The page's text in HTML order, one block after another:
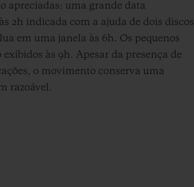
apreciadas: uma grande data
2h indicada com a ajuda de dois discos
em uma janela às 6h. Os pequenos
exibidos às 9h. Apesar da presença de
o movimento conserva uma
razoável.